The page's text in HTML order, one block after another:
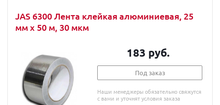
JAS 6300 Лента клейкая алюминиевая, 25
мм x 50 м, 30 мкм
183 руб.
Под заказ
Наши менеджеры обязательно свяжутся
с вами и уточнят условия заказа